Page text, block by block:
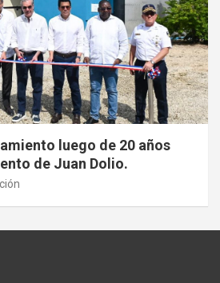
luego de 20 años
de Juan Dolio.